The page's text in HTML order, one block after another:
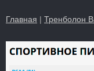
Главная | Тренболон